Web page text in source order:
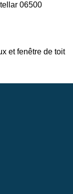
06500
et fenêtre de toit